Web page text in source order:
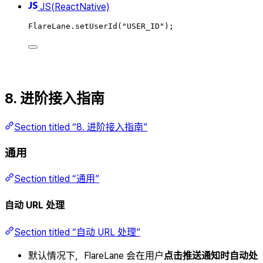
JS(ReactNative)
FlareLane . setUserId ( " USER_ID " );
8. 进阶接入指南
Section titled “8. 进阶接入指南”
通用
Section titled “通用”
自动 URL 处理
Section titled “自动 URL 处理”
默认情况下，FlareLane 会在用户 点击推送通知时自动处